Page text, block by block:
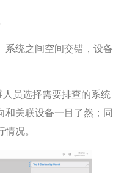
系统之间空间交错，设备
人员选择需要排查的系统
和关联设备一目了然；同
况。